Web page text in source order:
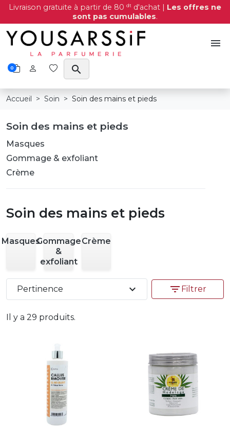
Livraison gratuite à partir de 80 dt d'achat | Les offres ne
sont pas cumulables.
menu
0 search
Accueil Soin Soin des mains et pieds
Soin des mains et pieds
Masques
Gommage & exfoliant
Crème
Soin des mains et pieds
MasquesGommage
&
exfoliant
Crème
Il y a 29 produits.
Pertinence expand_more filter_list Filtrer